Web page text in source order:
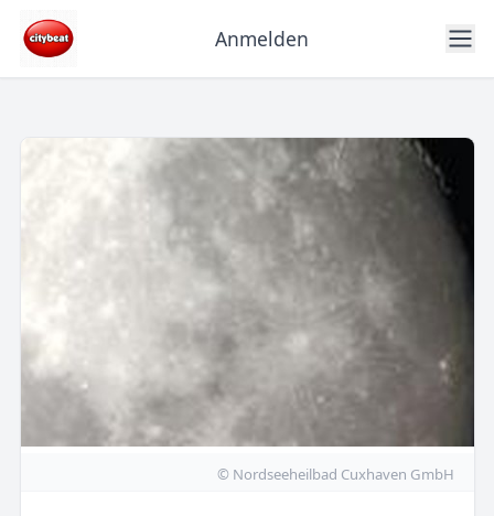
Anmelden
© Nordseeheilbad Cuxhaven GmbH